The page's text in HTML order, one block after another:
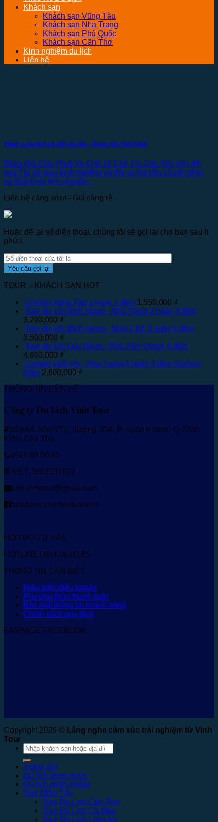
Khách sạn
Khách sạn Vũng Tàu
Khách sạn Nha Trang
Khách sạn Phú Quốc
Khách sạn Cần Thơ
Kinh nghiệm du lịch
Liên hệ
Thuê xe du lịch 16 chỗ cần thơ – Bảng Giá Mới Nhất
Bảng Giá Cho Thuê Xe Ô tô 16 Chỗ Tại Cần Thơ Với đội
ngũ Tài xế giàu kinh nghiệm và đội xe đạt tiêu chuẩn phục
vu khách du lịch chuyên...
Liên hệ càng sớm - Giá càng rẻ
Hoặc để lại số điện thoại, chúng tôi sẽ gọi lại cho bạn sau ít
phút !
TOUR – KHÁCH SẠN HOT
Combo Vũng Tàu 2 ngày 1 đêm 1,550,000 ₫
Tour du lịch Bình Hưng - Nha Trang 3 ngày 3 đêm
3,700,000 ₫
Tour du lịch Bình Hưng - Ninh Chữ 3 ngày 3 đêm
3,500,000 ₫
Tour du lịch Quy Nhơn - Phú Yên 4 ngày 4 đêm
4,600,000 ₫
Combo Vĩnh Hy - Nha Trang 3 ngày 3 đêm Giường
Nằm 2,600,000 ₫
THÔNG TIN LIÊN HỆ
Công ty Du Lịch Vinh Tour
Số 9A4, hẻm 2T2, đường 30/4, P. Xuân Khánh, Q. Ninh
Kiều, Cần Thơ
0914.00.00.65
MST: 1801737622
info.vinhtour@gmail.com
facebook.com/vinhtourvn/
HỖ TRỢ TƯ VẤN
HOTLINE 0914.00.00.65
THÔNG TIN CẦN BIẾT
Điều kiện điều khoản
Phương thức thanh toán
Bảo mật thông tin khách hàng
Chính sách quy định
FANPAGE FACEBOOK
Copyright 2026 © Lắng nghe cảm xúc trải nghiệm từ Vinh
Tour
Tìm
kiếm:
Trang chủ
Du lịch trong nước
Du lịch nước ngoài
Tour Miền Tây
Tour Du Lịch Cần Thơ
Tour Du Lịch Cà Mau
Tour Du Lịch Long An